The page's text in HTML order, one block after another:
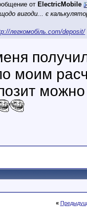
от ElectricMobile
вигоди... є
легкомобіль.com/deposit/
моим
«